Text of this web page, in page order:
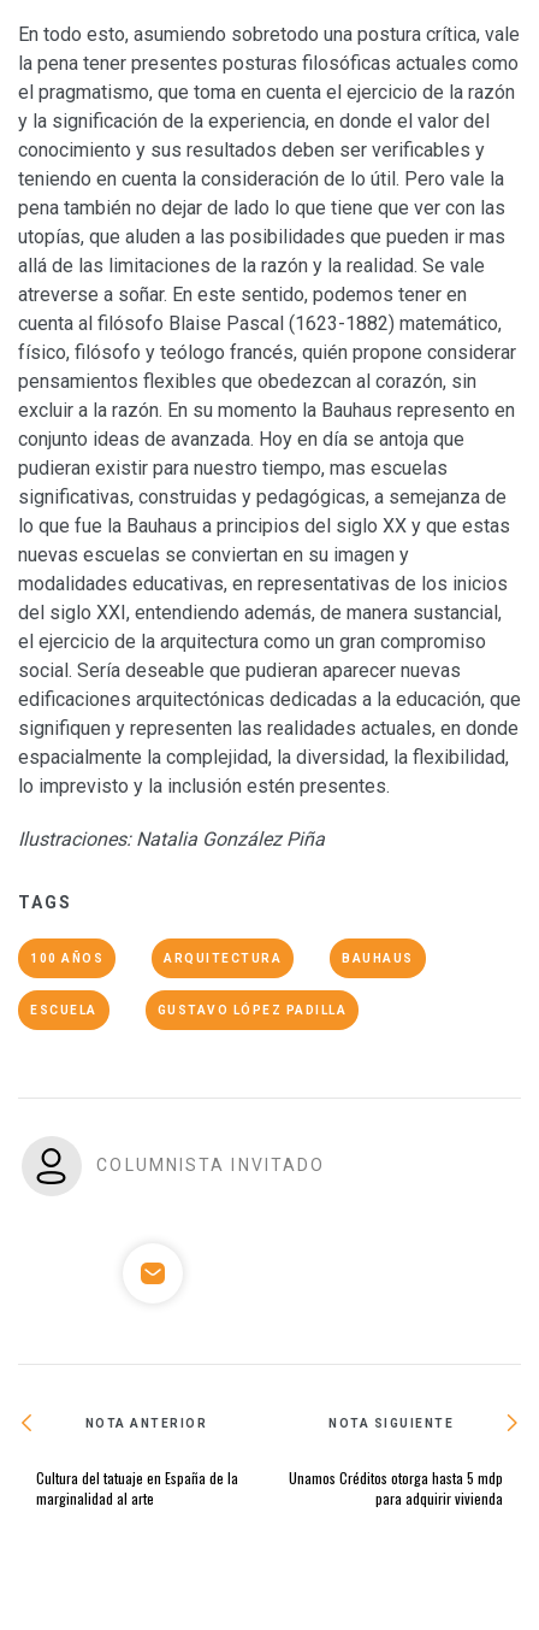
En todo esto, asumiendo sobretodo una postura crítica, vale
la pena tener presentes posturas filosóficas actuales como
el pragmatismo, que toma en cuenta el ejercicio de la razón
y la significación de la experiencia, en donde el valor del
conocimiento y sus resultados deben ser verificables y
teniendo en cuenta la consideración de lo útil. Pero vale la
pena también no dejar de lado lo que tiene que ver con las
utopías, que aluden a las posibilidades que pueden ir mas
allá de las limitaciones de la razón y la realidad. Se vale
atreverse a soñar. En este sentido, podemos tener en
cuenta al filósofo Blaise Pascal (1623-1882) matemático,
físico, filósofo y teólogo francés, quién propone considerar
pensamientos flexibles que obedezcan al corazón, sin
excluir a la razón. En su momento la Bauhaus represento en
conjunto ideas de avanzada. Hoy en día se antoja que
pudieran existir para nuestro tiempo, mas escuelas
significativas, construidas y pedagógicas, a semejanza de
lo que fue la Bauhaus a principios del siglo XX y que estas
nuevas escuelas se conviertan en su imagen y
modalidades educativas, en representativas de los inicios
del siglo XXI, entendiendo además, de manera sustancial,
el ejercicio de la arquitectura como un gran compromiso
social. Sería deseable que pudieran aparecer nuevas
edificaciones arquitectónicas dedicadas a la educación, que
signifiquen y representen las realidades actuales, en donde
espacialmente la complejidad, la diversidad, la flexibilidad,
lo imprevisto y la inclusión estén presentes.
Ilustraciones: Natalia González Piña
TAGS
100 AÑOS ARQUITECTURA BAUHAUS
ESCUELA GUSTAVO LÓPEZ PADILLA
COLUMNISTA INVITADO
NOTA ANTERIOR
Cultura del tatuaje en España de la
marginalidad al arte
NOTA SIGUIENTE
Unamos Créditos otorga hasta 5 mdp
para adquirir vivienda